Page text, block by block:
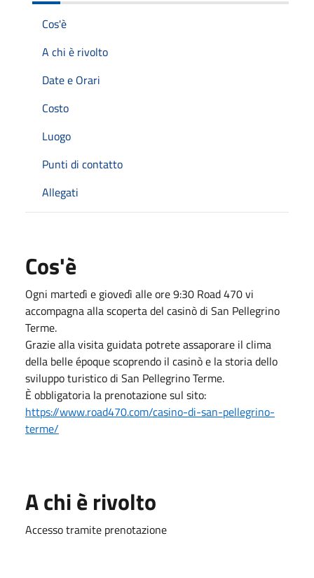
Cos'è
A chi è rivolto
Date e Orari
Costo
Luogo
Punti di contatto
Allegati
Cos'è
Ogni martedì e giovedì alle ore 9:30 Road 470 vi
accompagna alla scoperta del casinò di San Pellegrino
Terme.
Grazie alla visita guidata potrete assaporare il clima
della belle époque scoprendo il casinò e la storia dello
sviluppo turistico di San Pellegrino Terme.
È obbligatoria la prenotazione sul sito:
https://www.road470.com/casino-di-san-pellegrino-
terme/
A chi è rivolto
Accesso tramite prenotazione